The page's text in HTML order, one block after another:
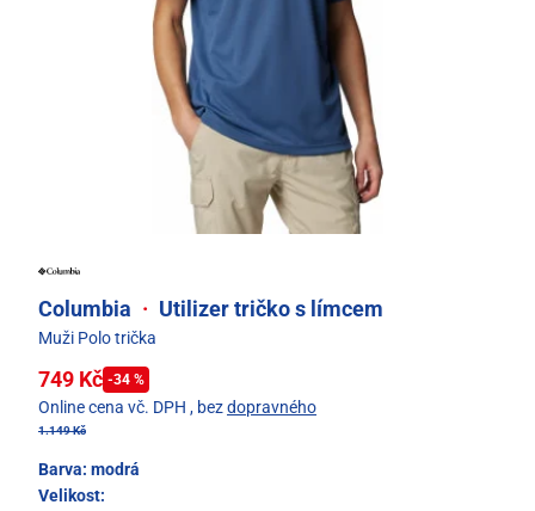
Columbia · Utilizer tričko s límcem
Muži Polo trička
749 Kč -34 %
Online cena vč. DPH , bezdopravného
1.149 Kč
Barva: modrá
Velikost: